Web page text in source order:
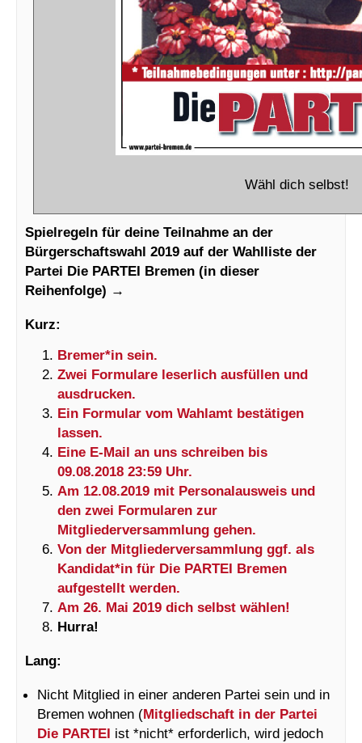
Wähl dich selbst!
Spielregeln für deine Teilnahme an der
Bürgerschaftswahl 2019 auf der Wahlliste der
Partei Die PARTEI Bremen (in dieser
Reihenfolge) →
Kurz:
Bremer*in sein.
Zwei Formulare leserlich ausfüllen und
ausdrucken.
Ein Formular vom Wahlamt bestätigen
lassen.
Eine E-Mail an uns schreiben bis
09.08.2018 23:59 Uhr.
Am 12.08.2019 mit Personalausweis und
den zwei Formularen zur
Mitgliederversammlung gehen.
Von der Mitgliederversammlung ggf. als
Kandidat*in für Die PARTEI Bremen
aufgestellt werden.
Am 26. Mai 2019 dich selbst wählen!
Hurra!
Lang:
Nicht Mitglied in einer anderen Partei sein und in
Bremen wohnen (Mitgliedschaft in der Partei
Die PARTEI ist *nicht* erforderlich, wird jedoch